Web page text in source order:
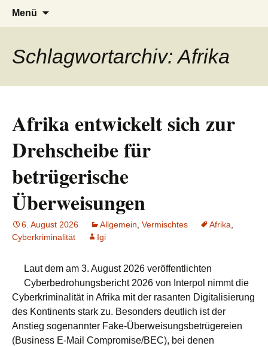
AFRICA live
Seit 1998: Aktuelles aus und mit Bezug
zu Afrika
Menü
Schlagwortarchiv: Afrika
Afrika entwickelt sich zur
Drehscheibe für
betrügerische
Überweisungen
6. August 2026 Allgemein Vermischtes Afrika
Cyberkriminalität
Igi
Laut dem am 3. August 2026 veröffentlichten
Cyberbedrohungsbericht 2026 von Interpol nimmt die
Cyberkriminalität in Afrika mit der rasanten Digitalisierung
des Kontinents stark zu. Besonders deutlich ist der
Anstieg sogenannter Fake-Überweisungsbetrügereien
(Business E-Mail Compromise/BEC), bei denen